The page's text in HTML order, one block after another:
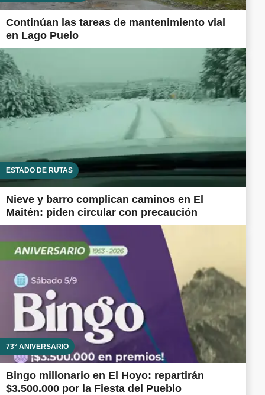
Continúan las tareas de mantenimiento vial
en Lago Puelo
ESTADO DE RUTAS
Nieve y barro complican caminos en El
Maitén: piden circular con precaución
73° ANIVERSARIO
Bingo millonario en El Hoyo: repartirán
$3.500.000 por la Fiesta del Pueblo